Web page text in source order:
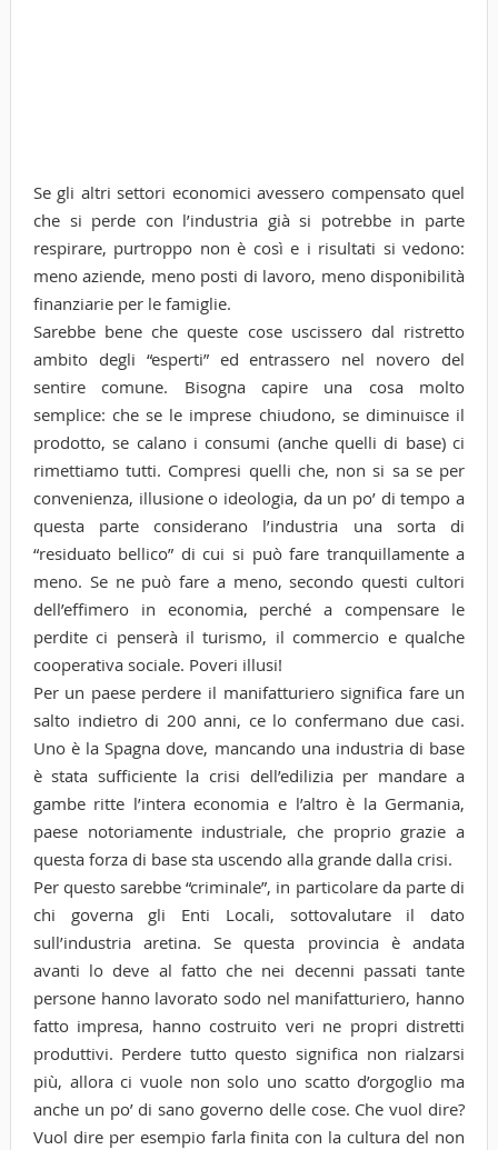
Se gli altri settori economici avessero compensato quel
che si perde con l’industria già si potrebbe in parte
respirare, purtroppo non è così e i risultati si vedono:
meno aziende, meno posti di lavoro, meno disponibilità
finanziarie per le famiglie.
Sarebbe bene che queste cose uscissero dal ristretto
ambito degli “esperti” ed entrassero nel novero del
sentire comune. Bisogna capire una cosa molto
semplice: che se le imprese chiudono, se diminuisce il
prodotto, se calano i consumi (anche quelli di base) ci
rimettiamo tutti. Compresi quelli che, non si sa se per
convenienza, illusione o ideologia, da un po’ di tempo a
questa parte considerano l’industria una sorta di
“residuato bellico” di cui si può fare tranquillamente a
meno. Se ne può fare a meno, secondo questi cultori
dell’effimero in economia, perché a compensare le
perdite ci penserà il turismo, il commercio e qualche
cooperativa sociale. Poveri illusi!
Per un paese perdere il manifatturiero significa fare un
salto indietro di 200 anni, ce lo confermano due casi.
Uno è la Spagna dove, mancando una industria di base
è stata sufficiente la crisi dell’edilizia per mandare a
gambe ritte l’intera economia e l’altro è la Germania,
paese notoriamente industriale, che proprio grazie a
questa forza di base sta uscendo alla grande dalla crisi.
Per questo sarebbe “criminale”, in particolare da parte di
chi governa gli Enti Locali, sottovalutare il dato
sull’industria aretina. Se questa provincia è andata
avanti lo deve al fatto che nei decenni passati tante
persone hanno lavorato sodo nel manifatturiero, hanno
fatto impresa, hanno costruito veri ne propri distretti
produttivi. Perdere tutto questo significa non rialzarsi
più, allora ci vuole non solo uno scatto d’orgoglio ma
anche un po’ di sano governo delle cose. Che vuol dire?
Vuol dire per esempio farla finita con la cultura del non